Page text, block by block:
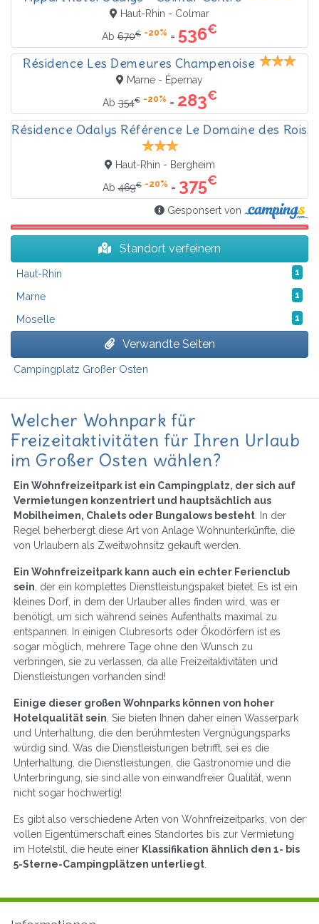
Haut-Rhin - Colmar
Ab 670€ -20% = 536€
Résidence Les Demeures Champenoise
Marne - Épernay
Ab354€ -20% = 283€
Résidence Odalys Référence Le Domaine des Rois
Haut-Rhin - Bergheim
Ab469€ -20% = 375€
Gesponsert von
Standort verfeinern
Haut-Rhin 1
Marne 1
Moselle 1
Verwandte Seiten
Campingplatz Großer Osten
Welcher Wohnpark für
Freizeitaktivitäten für Ihren Urlaub
im Großer Osten wählen?
Ein Wohnfreizeitpark ist ein Campingplatz, der sich auf
Vermietungen konzentriert und hauptsächlich aus
Mobilheimen, Chalets oder Bungalows besteht . In der
Regel beherbergt diese Art von Anlage Wohnunterkünfte, die
von Urlaubern als Zweitwohnsitz gekauft werden.
Ein Wohnfreizeitpark kann auch ein echter Ferienclub
sein , der ein komplettes Dienstleistungspaket bietet. Es ist ein
kleines Dorf, in dem der Urlauber alles finden wird, was er
benötigt, um sich während seines Aufenthalts maximal zu
entspannen. In einigen Clubresorts oder Ökodörfern ist es
sogar möglich, mehrere Tage ohne den Wunsch zu
verbringen, sie zu verlassen, da alle Freizeitaktivitäten und
Dienstleistungen vorhanden sind!
Einige dieser großen Wohnparks können von hoher
Hotelqualität sein . Sie bieten Ihnen daher einen Wasserpark
und Unterhaltung, die den berühmtesten Vergnügungsparks
würdig sind. Was die Dienstleistungen betrifft, sei es die
Unterhaltung, die Dienstleistungen, die Gastronomie und die
Unterbringung, sie sind alle von einwandfreier Qualität, wenn
nicht sogar hochwertig!
Es gibt also verschiedene Arten von Wohnfreizeitparks, von der
vollen Eigentümerschaft eines Standortes bis zur Vermietung
im Hotelstil, die heute einer Klassifikation ähnlich den 1- bis
5-Sterne-Campingplätzen unterliegt